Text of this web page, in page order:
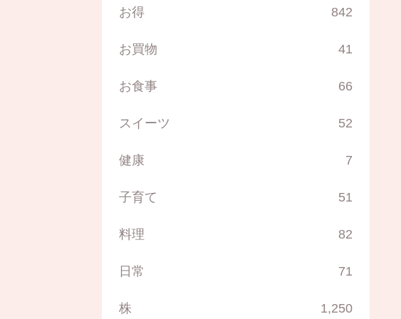
お得 842
お買物 41
お食事 66
スイーツ 52
健康 7
子育て 51
料理 82
日常 71
株 1,250